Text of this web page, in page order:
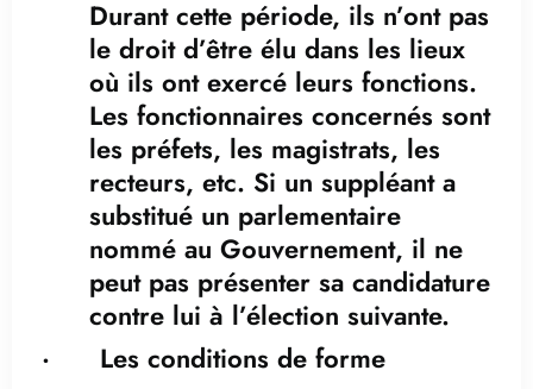
Durant cette période, ils n’ont pas
le droit d’être élu dans les lieux
où ils ont exercé leurs fonctions.
Les fonctionnaires concernés sont
les préfets, les magistrats, les
recteurs, etc. Si un suppléant a
substitué un parlementaire
nommé au Gouvernement, il ne
peut pas présenter sa candidature
contre lui à l’élection suivante.
· Les conditions de forme